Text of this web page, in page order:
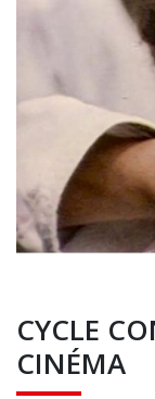
CYCLE
CINÉMA